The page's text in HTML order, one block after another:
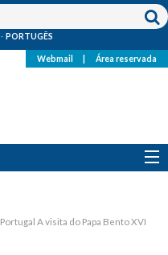
PORTUGÊS
Webmail Área reservada
Portugal A visita do Papa Bento XVI